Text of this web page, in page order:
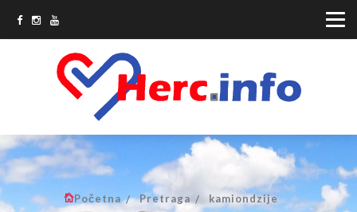
Početna Pretraga kamiondzije